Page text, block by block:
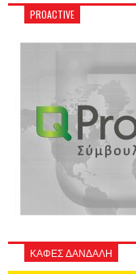
PROACTIVE
ΚΑΦΕΣ ΔΑΝΔΑΛΗ